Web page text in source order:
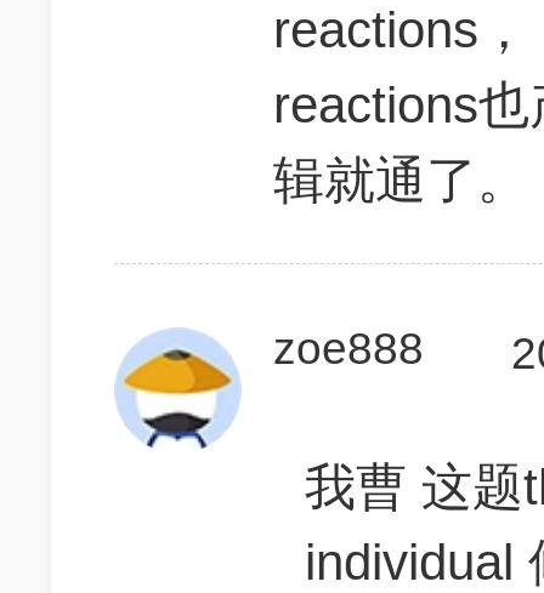
reactions
reactions
辑就通了。
zoe888
我曹 这题
individual